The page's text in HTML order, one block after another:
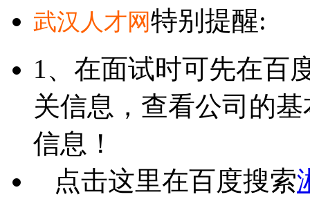
武汉人才网特别提醒:
1、在面试时可先在百
关信息，查看公司的
信息！
点击这里在百度搜索